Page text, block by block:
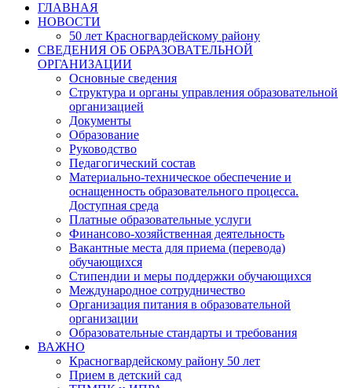
ГЛАВНАЯ
НОВОСТИ
50 лет Красногвардейскому району
СВЕДЕНИЯ ОБ ОБРАЗОВАТЕЛЬНОЙ
ОРГАНИЗАЦИИ
Основные сведения
Структура и органы управления образовательной
организацией
Документы
Образование
Руководство
Педагогический состав
Материально-техническое обеспечение и
оснащенность образовательного процесса.
Доступная среда
Платные образовательные услуги
Финансово-хозяйственная деятельность
Вакантные места для приема (перевода)
обучающихся
Стипендии и меры поддержки обучающихся
Международное сотрудничество
Организация питания в образовательной
организации
Образовательные стандарты и требования
ВАЖНО
Красногвардейскому району 50 лет
Прием в детский сад